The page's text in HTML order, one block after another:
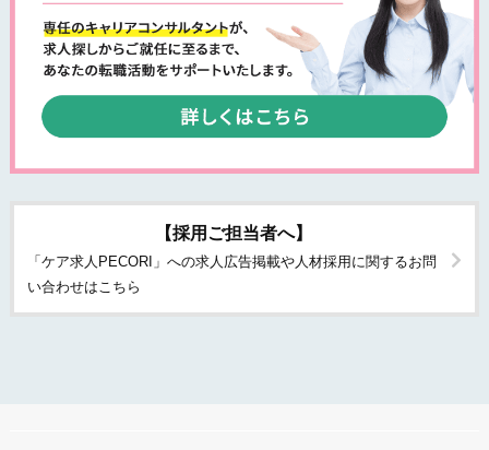
【採用ご担当者へ】
「ケア求人PECORI」への求人広告掲載や人材採用に関するお問
い合わせはこちら